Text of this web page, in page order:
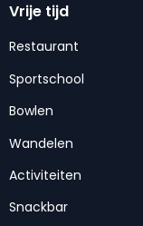
Vrije tijd
Restaurant
Sportschool
Bowlen
Wandelen
Activiteiten
Snackbar